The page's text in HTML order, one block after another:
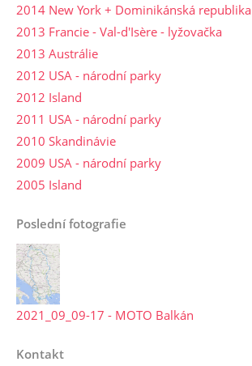
2014 New York + Dominikánská republika
2013 Francie - Val-d'Isère - lyžovačka
2013 Austrálie
2012 USA - národní parky
2012 Island
2011 USA - národní parky
2010 Skandinávie
2009 USA - národní parky
2005 Island
Poslední fotografie
2021_09_09-17 - MOTO Balkán
Kontakt